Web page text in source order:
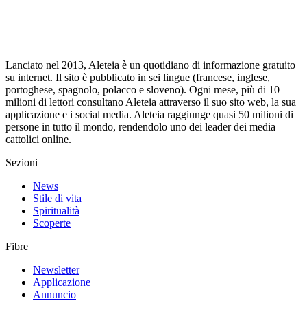
Lanciato nel 2013, Aleteia è un quotidiano di informazione gratuito
su internet. Il sito è pubblicato in sei lingue (francese, inglese,
portoghese, spagnolo, polacco e sloveno). Ogni mese, più di 10
milioni di lettori consultano Aleteia attraverso il suo sito web, la sua
applicazione e i social media. Aleteia raggiunge quasi 50 milioni di
persone in tutto il mondo, rendendolo uno dei leader dei media
cattolici online.
Sezioni
News
Stile di vita
Spiritualità
Scoperte
Fibre
Newsletter
Applicazione
Annuncio